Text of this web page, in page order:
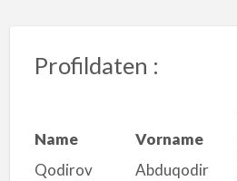
Profildaten :
Name
Qodirov
Vorname
Abduqodir